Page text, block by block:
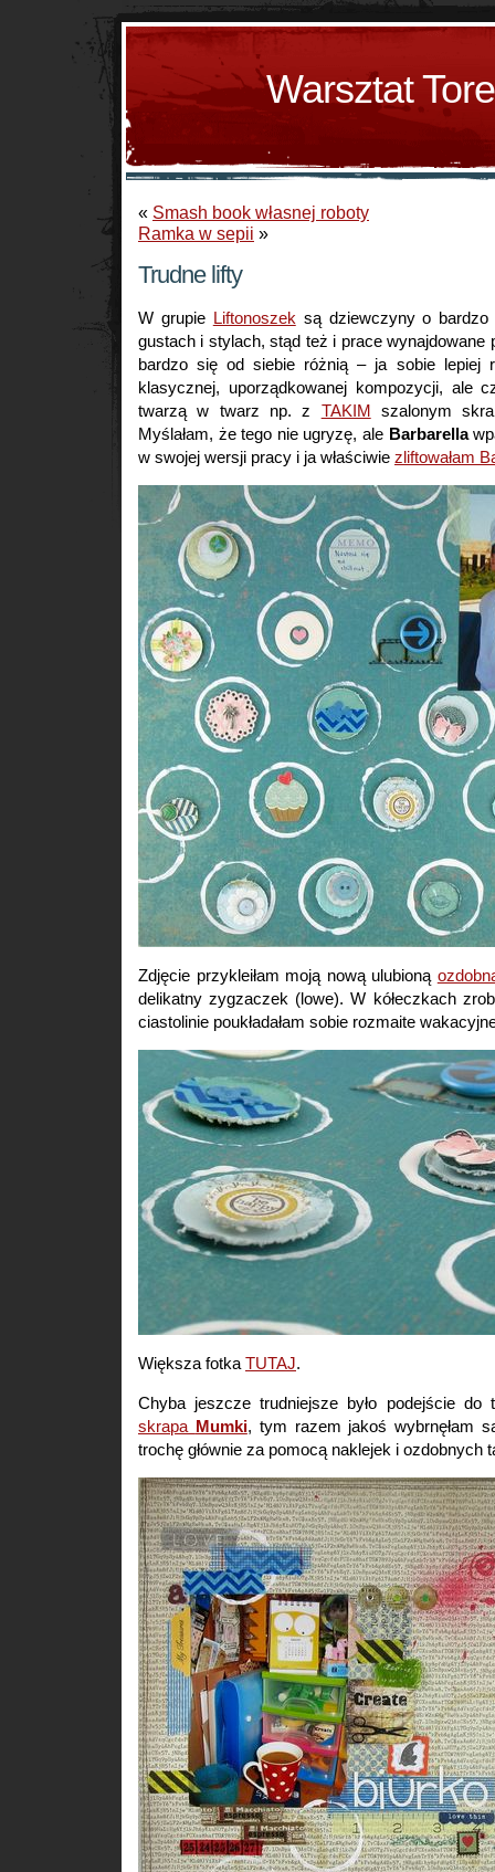
Warsztat
« Smash book własnej roboty
Ramka w sepii »
Trudne lifty
W grupie Liftonoszek są dziewczyny o
gustach i stylach, stąd też i prace wynajdowane
bardzo się od siebie różnią – ja sobie lepiej
klasycznej, uporządkowanej kompozycji, ale
twarzą w twarz np. z TAKIM szalonym
Myślałam, że tego nie ugryzę, ale Barbarella
w swojej wersji pracy i ja właściwie zliftowałam
Zdjęcie przykleiłam moją nową ulubioną
delikatny zygzaczek (lowe). W kółeczkach
ciastolinie poukładałam sobie rozmaite
Większa fotka TUTAJ.
Chyba jeszcze trudniejsze było podejście do
skrapa Mumki, tym razem jakoś wybrnęłam
trochę głównie za pomocą naklejek i ozdobnych